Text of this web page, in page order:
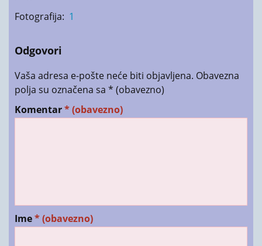
Fotografija: 1
Odgovori
Vaša adresa e-pošte neće biti objavljena. Obavezna
polja su označena sa * (obavezno)
Komentar* (obavezno)
Ime* (obavezno)